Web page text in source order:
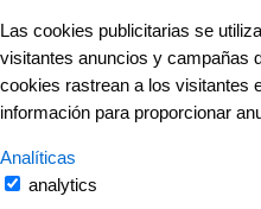
Las cookies publicitarias se
visitantes anuncios y campañas
cookies rastrean a los visitantes
información para proporcionar
Analíticas
analytics